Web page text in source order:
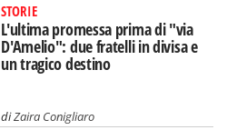
STORIE
L'ultima promessa prima di "via
D'Amelio": due fratelli in divisa e
un tragico destino
diZaira Conigliaro